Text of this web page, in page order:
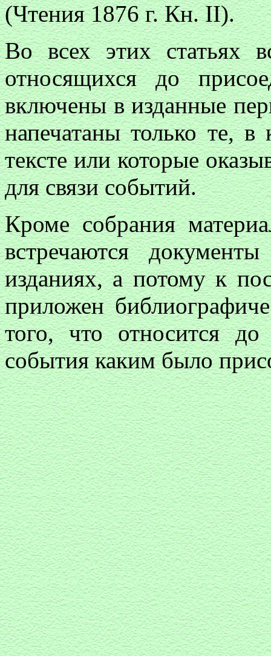
(Чтения 1876 г. Кн. II).
Во всех этих статьях
относящихся до
включены в изданные
напечатаны только те, в
тексте или которые
для связи событий.
Кроме собрания
встречаются
изданиях, а потому к
приложен
того, что относится до
события каким было